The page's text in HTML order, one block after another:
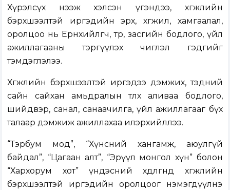
Хүрэлсүх нээж хэлсэн үгэндээ, хөгжлийн
бэрхшээлтэй иргэдийн эрх, хөгжил, хамгаалал,
оролцоо нь Ерөнхийлөгч, төр, засгийн бодлого, үйл
ажиллагааны тэргүүлэх чиглэл гэдгийг
тэмдэглэлээ.
Хөгжлийн бэрхшээлтэй иргэдээ дэмжих, тэдний
сайн сайхан амьдралын төлөөх аливаа бодлого,
шийдвэр, санал, санаачилга, үйл ажиллагааг бүх
талаар дэмжиж ажиллахаа илэрхийллээ.
“Тэрбум мод”, “Хүнсний хангамж, аюулгүй
байдал”, “Цагаан алт”, “Эрүүл монгол хүн” болон
“Хархорум хот” үндэсний хөдөлгөөнд хөгжлийн
бэрхшээлтэй иргэдийн оролцоог нэмэгдүүлнэ